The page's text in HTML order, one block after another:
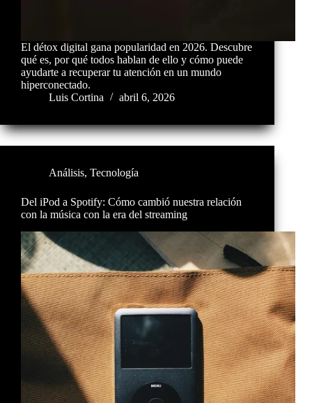
El détox digital gana popularidad en 2026. Descubre
qué es, por qué todos hablan de ello y cómo puede
ayudarte a recuperar tu atención en un mundo
hiperconectado.
Luis Cortina
abril 6, 2026
Análisis, Tecnología
Del iPod a Spotify: Cómo cambió nuestra relación
con la música con la era del streaming